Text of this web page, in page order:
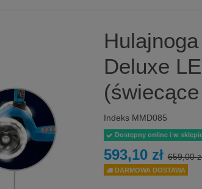
Deluxe
(świecące
Indeks MMD085
Dostępny online i w
593,10 zł 659,00
DARMOWA DOSTAWA